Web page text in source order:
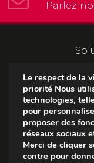
Parlez-
Le respect de la
priorité Nous
technologies,
pour
proposer des
réseaux sociaux
Merci de cliquer
contre pour